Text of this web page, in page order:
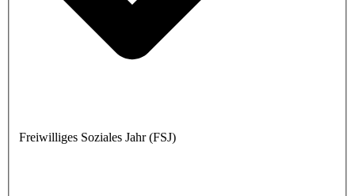
Freiwilliges Soziales Jahr (FSJ)